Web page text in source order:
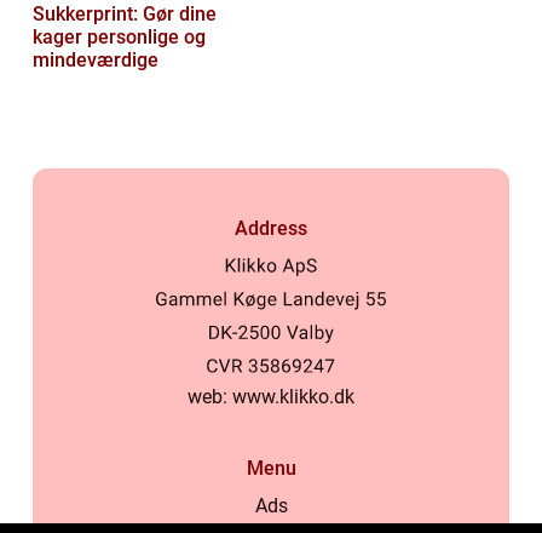
Sukkerprint: Gør dine
kager personlige og
mindeværdige
Address
web: www.klikko.dk
Menu
Ads